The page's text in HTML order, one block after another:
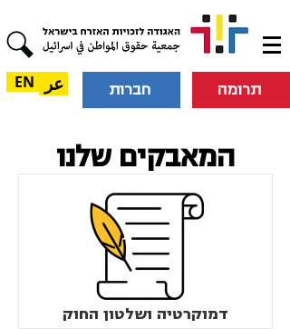
תרומה חברות عر EN
המאבקים שלנו
דמוקרטיה ושלטון החוק